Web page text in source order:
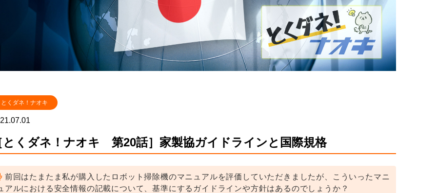
とくダネ！ナオキ
とくダネ！ナオキ 第20話］家製協ガイドラインと国際規格
前回はたまたま私が購入したロボット掃除機のマニュアルを評価していただきましたが、こういったマニ
アルにおける安全情報の記載について、基準にするガイドラインや方針はあるのでしょうか？